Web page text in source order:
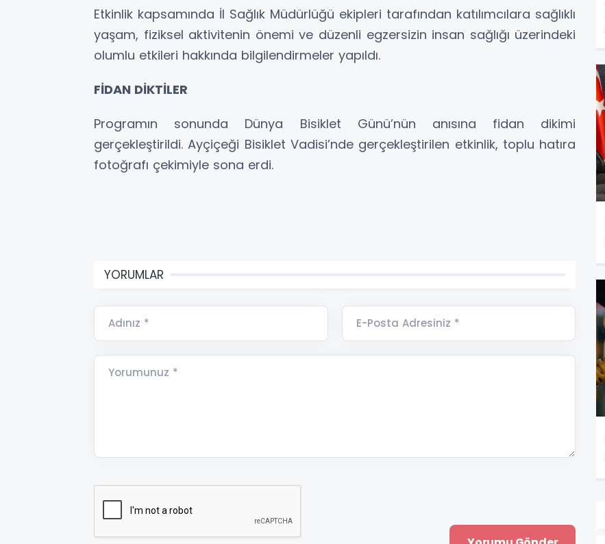
Etkinlik kapsamında İl Sağlık Müdürlüğü ekipleri tarafından katılımcılara sağlıklı
yaşam, fiziksel aktivitenin önemi ve düzenli egzersizin insan sağlığı üzerindeki
olumlu etkileri hakkında bilgilendirmeler yapıldı.
FİDAN DİKTİLER
Programın sonunda Dünya Bisiklet Günü’nün anısına fidan dikimi
gerçekleştirildi. Ayçiçeği Bisiklet Vadisi’nde gerçekleştirilen etkinlik, toplu hatıra
fotoğrafı çekimiyle sona erdi.
YORUMLAR
Adınız * E-Posta Adresiniz *
Yorumunuz *